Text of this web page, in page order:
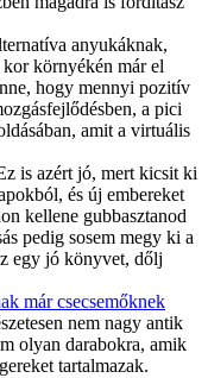
anyukáknak,
környékén már el
hogy mennyi pozitív
a pici
amit a virtuális
is azért jó, mert kicsit ki
és új embereket
kellene gubbasztanod
pedig sosem megy ki a
egy jó könyvet, dőlj
már csecsemőknek
nem nagy antik
olyan darabokra, amik
tartalmazak.